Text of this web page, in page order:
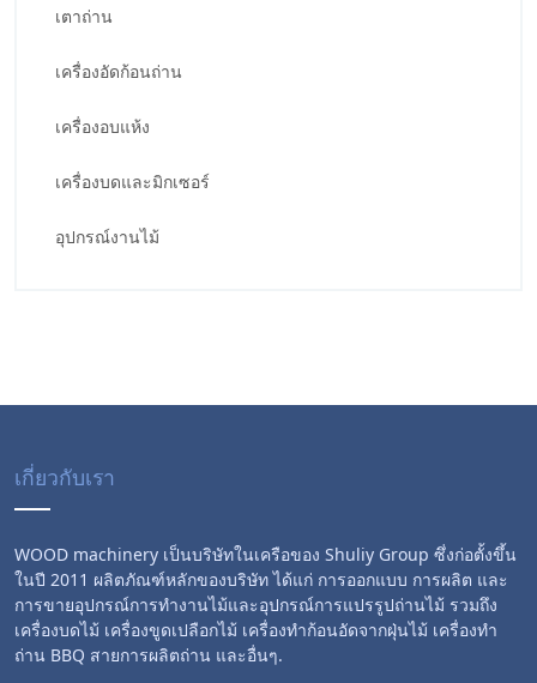
เตาถ่าน
เครื่องอัดก้อนถ่าน
เครื่องอบแห้ง
เครื่องบดและมิกเซอร์
อุปกรณ์งานไม้
เกี่ยวกับเรา
WOOD machinery เป็นบริษัทในเครือของ Shuliy Group ซึ่งก่อตั้งขึ้น
ในปี 2011 ผลิตภัณฑ์หลักของบริษัท ได้แก่ การออกแบบ การผลิต และ
การขายอุปกรณ์การทำงานไม้และอุปกรณ์การแปรรูปถ่านไม้ รวมถึง
เครื่องบดไม้ เครื่องขูดเปลือกไม้ เครื่องทำก้อนอัดจากฝุ่นไม้ เครื่องทำ
ถ่าน BBQ สายการผลิตถ่าน และอื่นๆ.